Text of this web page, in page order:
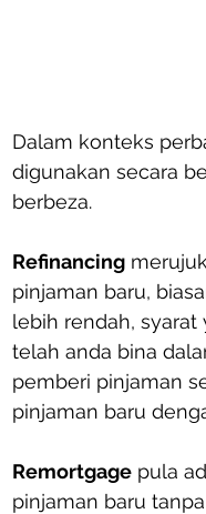
Dalam konteks
digunakan secara
berbeza.
Refinancing
pinjaman baru,
lebih rendah,
telah anda bina
pemberi pinjaman
pinjaman baru
Remortgage pula
pinjaman baru